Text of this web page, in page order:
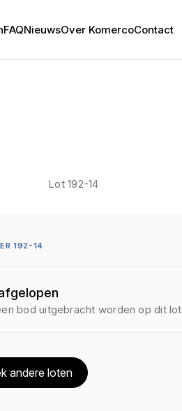
FAQNieuwsOver KomercoContact
Lot 192-14
192-14
bod uitgebracht worden op dit lot
andere loten